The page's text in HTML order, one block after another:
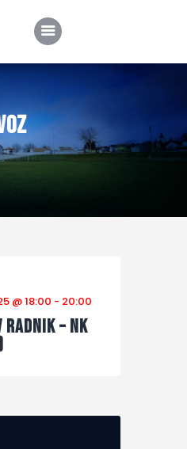
@ 18:00 - 20:00
– NK